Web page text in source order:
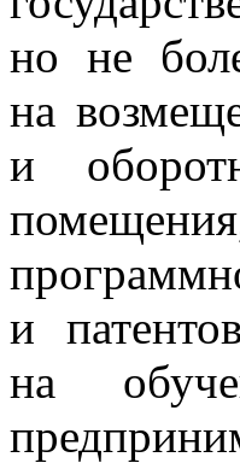
но не
на
и
и
на